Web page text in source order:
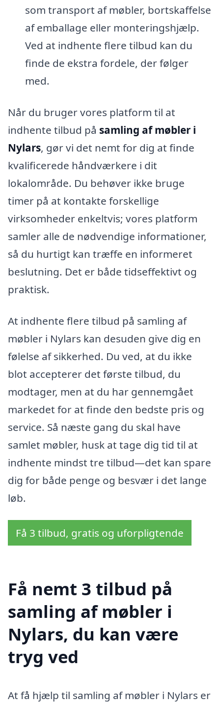
som transport af møbler, bortskaffelse
af emballage eller monteringshjælp.
Ved at indhente flere tilbud kan du
finde de ekstra fordele, der følger
med.
Når du bruger vores platform til at
indhente tilbud på samling af møbler i
Nylars, gør vi det nemt for dig at finde
kvalificerede håndværkere i dit
lokalområde. Du behøver ikke bruge
timer på at kontakte forskellige
virksomheder enkeltvis; vores platform
samler alle de nødvendige informationer,
så du hurtigt kan træffe en informeret
beslutning. Det er både tidseffektivt og
praktisk.
At indhente flere tilbud på samling af
møbler i Nylars kan desuden give dig en
følelse af sikkerhed. Du ved, at du ikke
blot accepterer det første tilbud, du
modtager, men at du har gennemgået
markedet for at finde den bedste pris og
service. Så næste gang du skal have
samlet møbler, husk at tage dig tid til at
indhente mindst tre tilbud—det kan spare
dig for både penge og besvær i det lange
løb.
Få 3 tilbud, gratis og uforpligtende
Få nemt 3 tilbud på
samling af møbler i
Nylars, du kan være
tryg ved
At få hjælp til samling af møbler i Nylars er